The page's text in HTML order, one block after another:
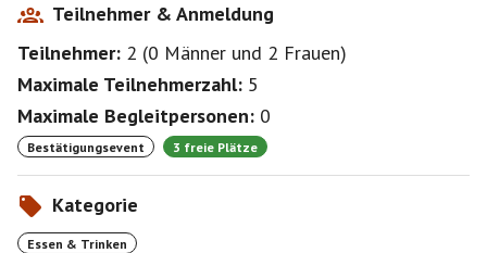
Teilnehmer & Anmeldung
Teilnehmer: 2 (0 Männer und 2 Frauen)
Maximale Teilnehmerzahl: 5
Maximale Begleitpersonen: 0
Bestätigungsevent 3 freie Plätze
Kategorie
Essen & Trinken